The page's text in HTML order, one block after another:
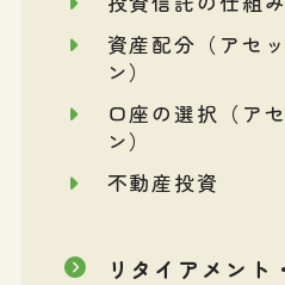
資産配分（アセ
ン）
口座の選択（ア
ン）
不動産投資
リタイアメント